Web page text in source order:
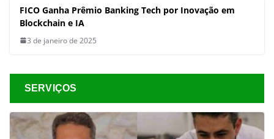
FICO Ganha Prêmio Banking Tech por Inovação em
Blockchain e IA
3 de janeiro de 2025
SERVIÇOS